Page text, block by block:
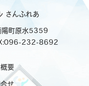
さんふれあ
町原水5359
232-8692
要